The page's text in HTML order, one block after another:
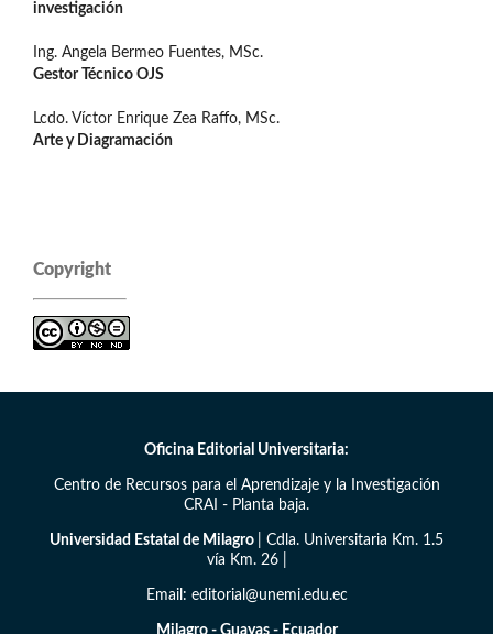
investigación
Ing. Angela Bermeo Fuentes, MSc.
Gestor Técnico OJS
Lcdo. Víctor Enrique Zea Raffo, MSc.
Arte y Diagramación
Copyright
Oficina Editorial Universitaria:
Centro de Recursos para el Aprendizaje y la Investigación
CRAI - Planta baja.
Universidad Estatal de Milagro
| Cdla. Universitaria Km. 1.5
vía Km. 26 |
Email: editorial@unemi.edu.ec
Milagro - Guayas - Ecuador